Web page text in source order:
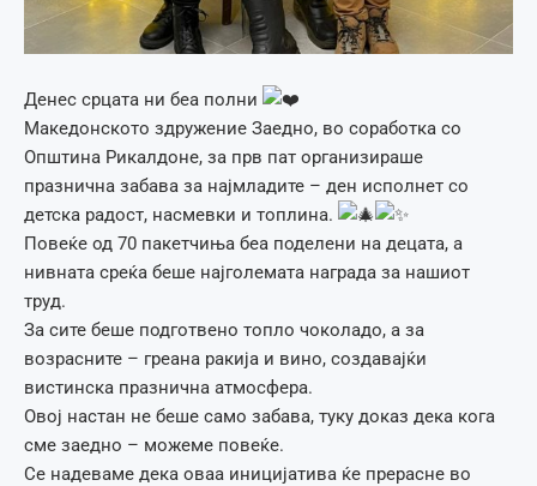
Денес срцата ни беа полни
Македонското здружение Заедно, во соработка со
Општина Рикалдоне, за прв пат организираше
празнична забава за најмладите – ден исполнет со
детска радост, насмевки и топлина.
Повеќе од 70 пакетчиња беа поделени на децата, а
нивната среќа беше најголемата награда за нашиот
труд.
За сите беше подготвено топло чоколадо, а за
возрасните – греана ракија и вино, создавајќи
вистинска празнична атмосфера.
Овој настан не беше само забава, туку доказ дека кога
сме заедно – можеме повеќе.
Се надеваме дека оваа иницијатива ќе прерасне во